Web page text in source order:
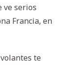
ve serios
Francia, en
te